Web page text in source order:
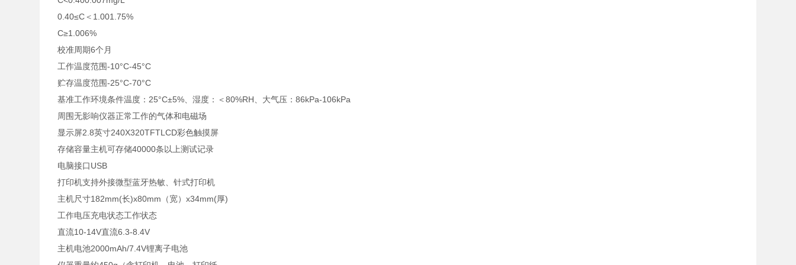
0.40≤C＜1.001.75%
C≥1.006%
校准周期6个月
工作温度范围-10°C-45°C
贮存温度范围-25°C-70°C
基准工作环境条件温度：25°C±5%、湿度：＜80%RH、大气压：86kPa-106kPa
周围无影响仪器正常工作的气体和电磁场
显示屏2.8英寸240X320TFTLCD彩色触摸屏
存储容量主机可存储40000条以上测试记录
电脑接口USB
打印机支持外接微型蓝牙热敏、针式打印机
主机尺寸182mm(长)x80mm（宽）x34mm(厚)
工作电压充电状态工作状态
直流10-14V直流6.3-8.4V
主机电池2000mAh/7.4V锂离子电池